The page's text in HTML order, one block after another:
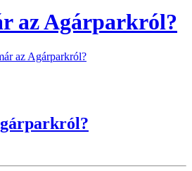
az Agárparkról?
az Agárparkról?